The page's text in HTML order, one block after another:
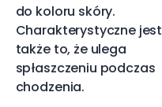
do koloru skóry.
Charakterystyczne jest
także to, że ulega
spłaszczeniu podczas
chodzenia.